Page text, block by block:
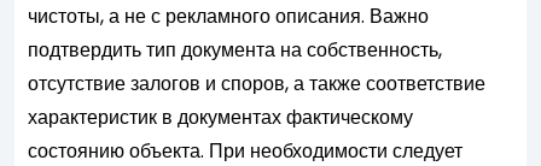
чистоты, а не с рекламного описания. Важно
подтвердить тип документа на собственность,
отсутствие залогов и споров, а также соответствие
характеристик в документах фактическому
состоянию объекта. При необходимости следует